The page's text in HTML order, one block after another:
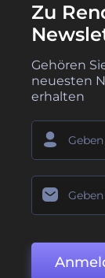
Zu
Gehören
neuesten
erhalten